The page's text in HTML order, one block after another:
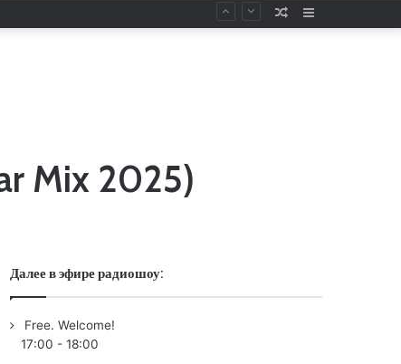
Случайная
Mix 2025)
Далее в эфире радиошоу:
Free. Welcome!
17:00 -18:00